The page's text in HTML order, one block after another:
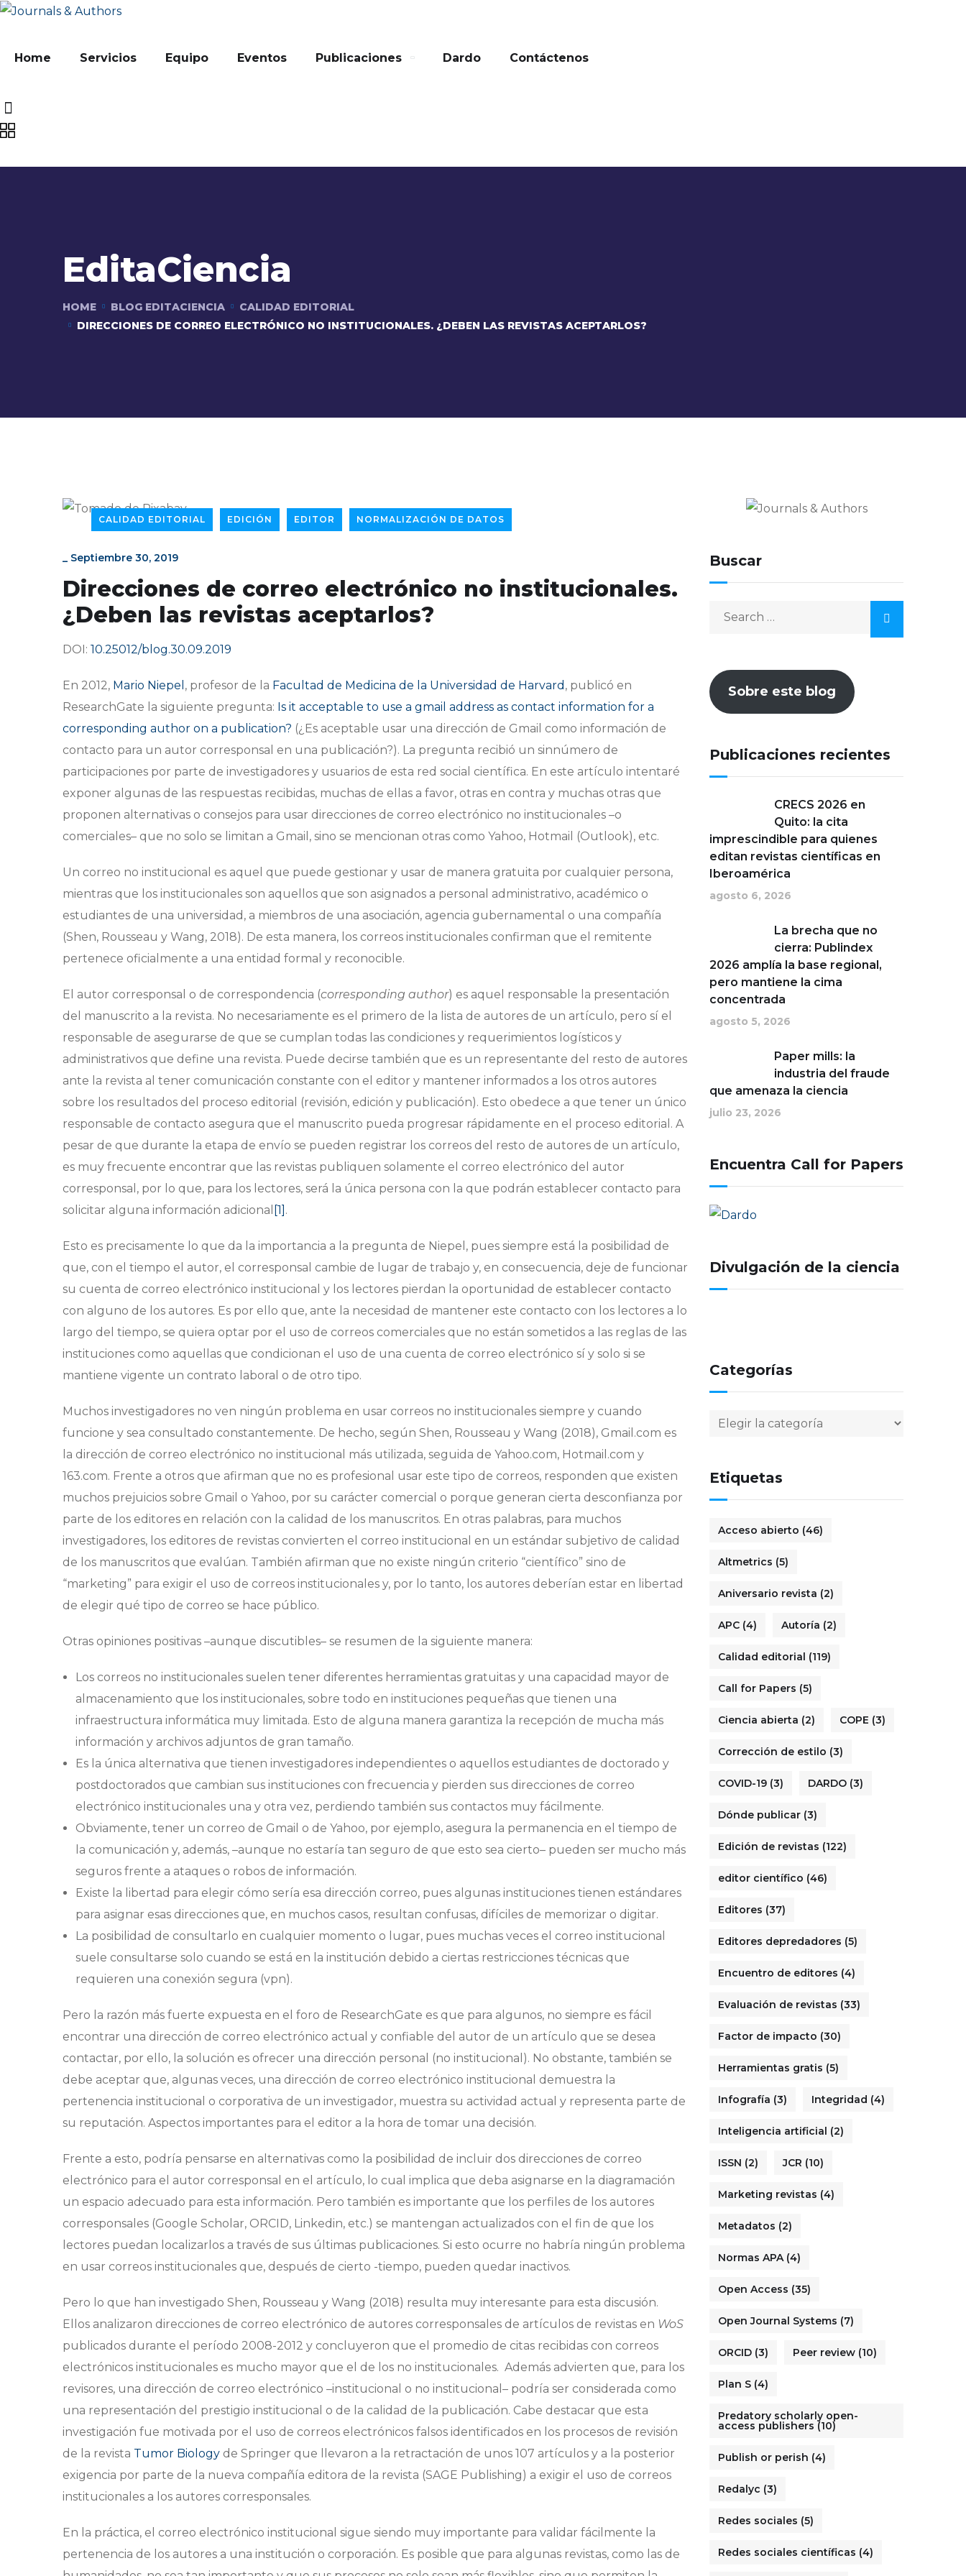
Home Servicios Equipo Eventos Publicaciones Dardo Contáctenos
EditaCiencia
HOME BLOG EDITACIENCIA
CALIDAD EDITORIAL
DIRECCIONES DE CORREO ELECTRÓNICO NO INSTITUCIONALES. ¿DEBEN LAS REVISTAS ACEPTARLOS?
CALIDAD EDITORIAL EDICIÓN EDITOR NORMALIZACIÓN DE DATOS
Septiembre 30, 2019
Direcciones de correo electrónico no institucionales.
¿Deben las revistas aceptarlos?
DOI: 10.25012/blog.30.09.2019
En 2012, Mario Niepel , profesor de la Facultad de Medicina de la Universidad de Harvard , publicó en
ResearchGate la siguiente pregunta: Is it acceptable to use a gmail address as contact information for a
corresponding author on a publication? (¿Es aceptable usar una dirección de Gmail como información de
contacto para un autor corresponsal en una publicación?). La pregunta recibió un sinnúmero de
participaciones por parte de investigadores y usuarios de esta red social científica. En este artículo intentaré
exponer algunas de las respuestas recibidas, muchas de ellas a favor, otras en contra y muchas otras que
proponen alternativas o consejos para usar direcciones de correo electrónico no institucionales –o
comerciales– que no solo se limitan a Gmail, sino se mencionan otras como Yahoo, Hotmail (Outlook), etc.
Un correo no institucional es aquel que puede gestionar y usar de manera gratuita por cualquier persona,
mientras que los institucionales son aquellos que son asignados a personal administrativo, académico o
estudiantes de una universidad, a miembros de una asociación, agencia gubernamental o una compañía
(Shen, Rousseau y Wang, 2018). De esta manera, los correos institucionales confirman que el remitente
pertenece oficialmente a una entidad formal y reconocible.
El autor corresponsal o de correspondencia (corresponding author) es aquel responsable la presentación
del manuscrito a la revista. No necesariamente es el primero de la lista de autores de un artículo, pero sí el
responsable de asegurarse de que se cumplan todas las condiciones y requerimientos logísticos y
administrativos que define una revista. Puede decirse también que es un representante del resto de autores
ante la revista al tener comunicación constante con el editor y mantener informados a los otros autores
sobre los resultados del proceso editorial (revisión, edición y publicación). Esto obedece a que tener un único
responsable de contacto asegura que el manuscrito pueda progresar rápidamente en el proceso editorial. A
pesar de que durante la etapa de envío se pueden registrar los correos del resto de autores de un artículo,
es muy frecuente encontrar que las revistas publiquen solamente el correo electrónico del autor
corresponsal, por lo que, para los lectores, será la única persona con la que podrán establecer contacto para
solicitar alguna información adicional [1] .
Esto es precisamente lo que da la importancia a la pregunta de Niepel, pues siempre está la posibilidad de
que, con el tiempo el autor, el corresponsal cambie de lugar de trabajo y, en consecuencia, deje de funcionar
su cuenta de correo electrónico institucional y los lectores pierdan la oportunidad de establecer contacto
con alguno de los autores. Es por ello que, ante la necesidad de mantener este contacto con los lectores a lo
largo del tiempo, se quiera optar por el uso de correos comerciales que no están sometidos a las reglas de las
instituciones como aquellas que condicionan el uso de una cuenta de correo electrónico sí y solo si se
mantiene vigente un contrato laboral o de otro tipo.
Muchos investigadores no ven ningún problema en usar correos no institucionales siempre y cuando
funcione y sea consultado constantemente. De hecho, según Shen, Rousseau y Wang (2018), Gmail.com es
la dirección de correo electrónico no institucional más utilizada, seguida de Yahoo.com, Hotmail.com y
163.com. Frente a otros que afirman que no es profesional usar este tipo de correos, responden que existen
muchos prejuicios sobre Gmail o Yahoo, por su carácter comercial o porque generan cierta desconfianza por
parte de los editores en relación con la calidad de los manuscritos. En otras palabras, para muchos
investigadores, los editores de revistas convierten el correo institucional en un estándar subjetivo de calidad
de los manuscritos que evalúan. También afirman que no existe ningún criterio “científico” sino de
“marketing” para exigir el uso de correos institucionales y, por lo tanto, los autores deberían estar en libertad
de elegir qué tipo de correo se hace público.
Otras opiniones positivas –aunque discutibles– se resumen de la siguiente manera:
Los correos no institucionales suelen tener diferentes herramientas gratuitas y una capacidad mayor de
almacenamiento que los institucionales, sobre todo en instituciones pequeñas que tienen una
infraestructura informática muy limitada. Esto de alguna manera garantiza la recepción de mucha más
información y archivos adjuntos de gran tamaño.
Es la única alternativa que tienen investigadores independientes o aquellos estudiantes de doctorado y
postdoctorados que cambian sus instituciones con frecuencia y pierden sus direcciones de correo
electrónico institucionales una y otra vez, perdiendo también sus contactos muy fácilmente.
Obviamente, tener un correo de Gmail o de Yahoo, por ejemplo, asegura la permanencia en el tiempo de
la comunicación y, además, –aunque no estaría tan seguro de que esto sea cierto– pueden ser mucho más
seguros frente a ataques o robos de información.
Existe la libertad para elegir cómo sería esa dirección correo, pues algunas instituciones tienen estándares
para asignar esas direcciones que, en muchos casos, resultan confusas, difíciles de memorizar o digitar.
La posibilidad de consultarlo en cualquier momento o lugar, pues muchas veces el correo institucional
suele consultarse solo cuando se está en la institución debido a ciertas restricciones técnicas que
requieren una conexión segura (vpn).
Pero la razón más fuerte expuesta en el foro de ResearchGate es que para algunos, no siempre es fácil
encontrar una dirección de correo electrónico actual y confiable del autor de un artículo que se desea
contactar, por ello, la solución es ofrecer una dirección personal (no institucional). No obstante, también se
debe aceptar que, algunas veces, una dirección de correo electrónico institucional demuestra la
pertenencia institucional o corporativa de un investigador, muestra su actividad actual y representa parte de
su reputación. Aspectos importantes para el editor a la hora de tomar una decisión.
Frente a esto, podría pensarse en alternativas como la posibilidad de incluir dos direcciones de correo
electrónico para el autor corresponsal en el artículo, lo cual implica que deba asignarse en la diagramación
un espacio adecuado para esta información. Pero también es importante que los perfiles de los autores
corresponsales (Google Scholar, ORCID, Linkedin, etc.) se mantengan actualizados con el fin de que los
lectores puedan localizarlos a través de sus últimas publicaciones. Si esto ocurre no habría ningún problema
en usar correos institucionales que, después de cierto -tiempo, pueden quedar inactivos.
Pero lo que han investigado Shen, Rousseau y Wang (2018) resulta muy interesante para esta discusión.
Ellos analizaron direcciones de correo electrónico de autores corresponsales de artículos de revistas en WoS
publicados durante el período 2008-2012 y concluyeron que el promedio de citas recibidas con correos
electrónicos institucionales es mucho mayor que el de los no institucionales. Además advierten que, para los
revisores, una dirección de correo electrónico –institucional o no institucional– podría ser considerada como
una representación del prestigio institucional o de la calidad de la publicación. Cabe destacar que esta
investigación fue motivada por el uso de correos electrónicos falsos identificados en los procesos de revisión
de la revista Tumor Biology de Springer que llevaron a la retractación de unos 107 artículos y a la posterior
exigencia por parte de la nueva compañía editora de la revista (SAGE Publishing) a exigir el uso de correos
institucionales a los autores corresponsales.
En la práctica, el correo electrónico institucional sigue siendo muy importante para validar fácilmente la
pertenencia de los autores a una institución o corporación. Es posible que para algunas revistas, como las de
Buscar
Search
Sobre este blog
Publicaciones recientes
CRECS 2026 en
Quito: la cita
imprescindible para quienes
editan revistas científicas en
Iberoamérica
agosto 6, 2026
La brecha que no
cierra: Publindex
2026 amplía la base regional,
pero mantiene la cima
concentrada
agosto 5, 2026
Paper mills: la
industria del fraude
que amenaza la ciencia
julio 23, 2026
Encuentra Call for Papers
Divulgación de la ciencia
Categorías
Categorías
Etiquetas
Acceso abierto (46)
Altmetrics (5)
Aniversario revista (2)
APC (4) Autoría (2)
Calidad editorial (119)
Call for Papers (5)
Ciencia abierta (2) COPE (3)
Corrección de estilo (3)
COVID-19 (3) DARDO (3)
Dónde publicar (3)
Edición de revistas (122)
editor científico (46)
Editores (37)
Editores depredadores (5)
Encuentro de editores (4)
Evaluación de revistas (33)
Factor de impacto (30)
Herramientas gratis (5)
Infografía (3) Integridad (4)
Inteligencia artificial (2)
ISSN (2) JCR (10)
Marketing revistas (4)
Metadatos (2)
Normas APA(4)
Open Access (35)
Open Journal Systems (7)
ORCID (3) Peer review (10)
Plan S (4)
Predatory scholarly open-
access publishers (10)
Publish or perish (4)
Redalyc (3)
Redes sociales (5)
Redes sociales científicas (4)